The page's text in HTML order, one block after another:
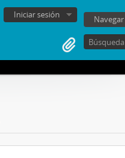
Iniciar sesión Navegar